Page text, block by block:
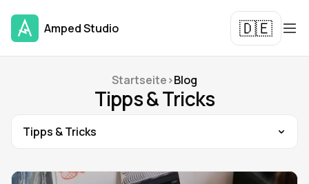
Amped Studio 🇩🇪
Startseite>Blog
Tipps & Tricks